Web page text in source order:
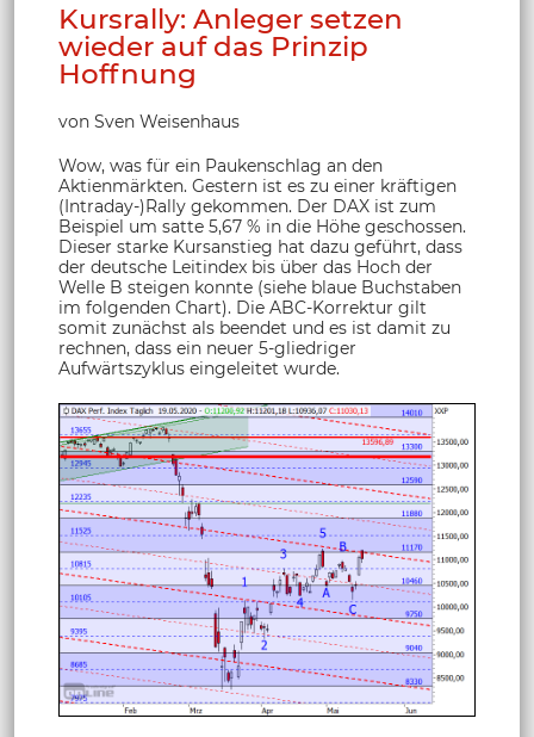
Kursrally: Anleger setzen
wieder auf das Prinzip
Hoffnung
von Sven Weisenhaus
Wow, was für ein Paukenschlag an den
Aktienmärkten. Gestern ist es zu einer kräftigen
(Intraday-)Rally gekommen. Der DAX ist zum
Beispiel um satte 5,67 % in die Höhe geschossen.
Dieser starke Kursanstieg hat dazu geführt, dass
der deutsche Leitindex bis über das Hoch der
Welle B steigen konnte (siehe blaue Buchstaben
im folgenden Chart). Die ABC-Korrektur gilt
somit zunächst als beendet und es ist damit zu
rechnen, dass ein neuer 5-gliedriger
Aufwärtszyklus eingeleitet wurde.